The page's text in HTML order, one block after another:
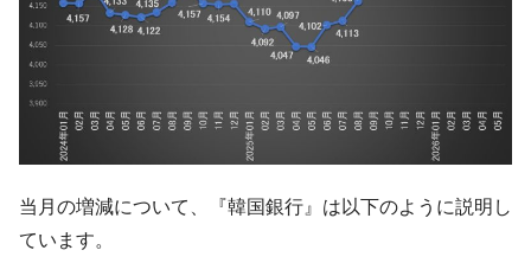
『Money1』
IT産業は人を雇用する効果は低い。全産業の
半分未満しか雇用を生まない
『Money1』
のは政界の責任だ」
Fact1
日本の誇る海洋資源調査船『白嶺』は先進技術の
Fact1
夏の甲子園、優勝校を最も多く輩出している都道
府県とは？
当月の増減について、『韓国銀行』は以下のように説明し
ています。